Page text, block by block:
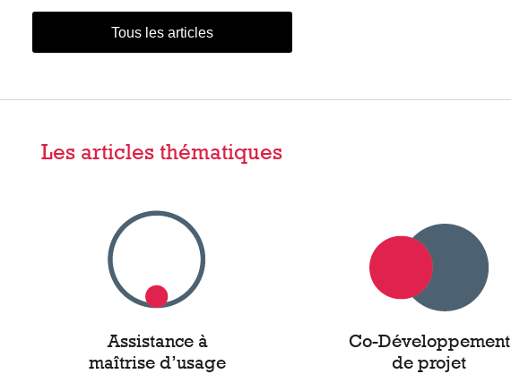
Tous les articles
Les articles thématiques
Assistance à
maîtrise d’usage
Co-Développement
de projet